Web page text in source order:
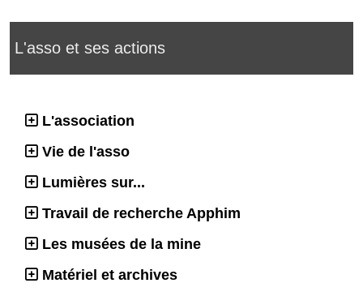
L'asso et ses actions
L'association
Vie de l'asso
Lumières sur...
Travail de recherche Apphim
Les musées de la mine
Matériel et archives